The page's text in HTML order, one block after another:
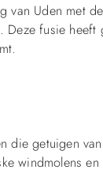
van Uden met
fusie
die getuigen
windmolens